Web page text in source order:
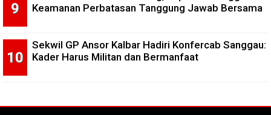
Keamanan Perbatasan Tanggung Jawab Bersama
Sekwil GP Ansor Kalbar Hadiri Konfercab Sanggau:
Kader Harus Militan dan Bermanfaat